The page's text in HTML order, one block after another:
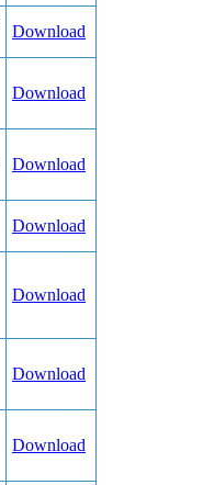
Download
Download
Download
Download
Download
Download
Download